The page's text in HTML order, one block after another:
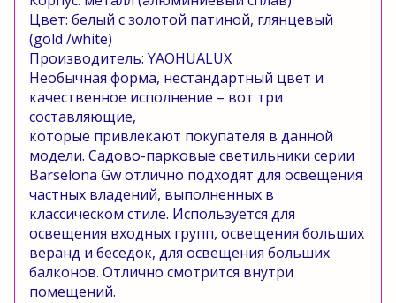
Цвет: белый с золотой патиной, глянцевый
(gold /white)
Производитель: YAOHUALUX
Необычная форма, нестандартный цвет и
качественное исполнение – вот три
составляющие,
которые привлекают покупателя в данной
модели. Садово-парковые светильники серии
Barselona Gwотлично подходят для освещения
частных владений, выполненных в
классическом стиле. Используется для
освещения входных групп, освещения больших
веранд и беседок, для освещения больших
балконов. Отлично смотрится внутри
помещений.